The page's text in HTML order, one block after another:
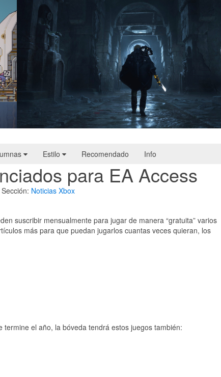
Estilo Recomendado Info
para EA Access
Sección: Noticias Xbox
suscribir mensualmente para jugar de manera “gratuita” varios
más para que puedan jugarlos cuantas veces quieran, los
el año, la bóveda tendrá estos juegos también: